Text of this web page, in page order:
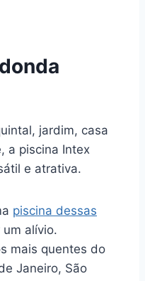
jardim, casa
a piscina Intex
e atrativa.
piscina dessas
alívio.
mais quentes do
Janeiro, São